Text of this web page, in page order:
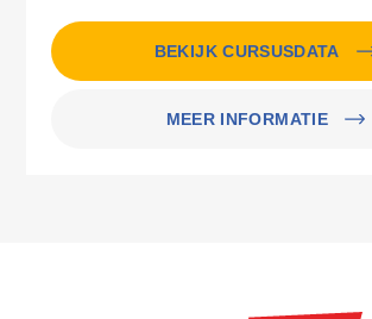
BEKIJK CURSUSDATA
MEER INFORMATIE